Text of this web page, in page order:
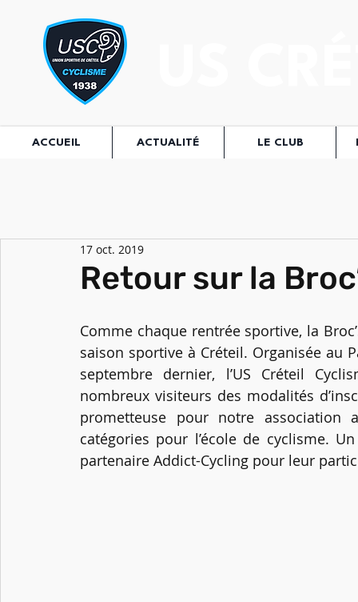
ACCUEIL ACTUALITÉ LE CLUB
Retour sur la
17 oct. 2019
Comme chaque rentrée sportive, la
saison sportive à Créteil. Organisée au
septembre dernier, l’US Créteil
nombreux visiteurs des modalités
prometteuse pour notre
catégories pour l’école de cyclisme.
partenaire Addict-Cycling pour leur